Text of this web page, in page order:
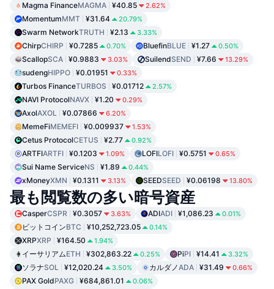
Magma FinanceMAGMA ¥40.85 2.62%
MomentumMMT ¥31.64 20.79%
Swarm NetworkTRUTH ¥2.13 3.33%
ChirpCHIRP ¥0.7285 0.70% BluefinBLUE ¥1.27 0.50%
ScallopSCA ¥0.9883 3.03% SuilendSEND ¥7.66 13.29%
sudengHIPPO ¥0.01951 0.33%
Turbos FinanceTURBOS ¥0.01712 2.57%
NAVI ProtocolNAVX ¥1.20 0.29%
AxolAXOL ¥0.07866 6.20%
MemeFiMEMEFI ¥0.009937 1.53%
Cetus ProtocolCETUS ¥2.77 0.92%
ARTFIARTFI ¥0.1203 1.09% LOFILOFI ¥0.5751 0.65%
Sui Name ServiceNS ¥1.89 0.44%
xMoneyXMN ¥0.1311 3.13% SEEDSEED ¥0.06198 13.80%
最も閲覧数の多い暗号資産
CasperCSPR ¥0.3057 3.63% ADIADI ¥1,086.23 0.01%
ビットコインBTC ¥10,252,723.05 0.14%
XRPXRP ¥164.50 1.94%
イーサリアムETH ¥302,863.22 0.25% PiPI ¥14.41 3.32%
ソラナSOL ¥12,020.24 3.50% カルダノADA ¥31.49 0.66%
PAX GoldPAXG ¥684,861.01 0.06%